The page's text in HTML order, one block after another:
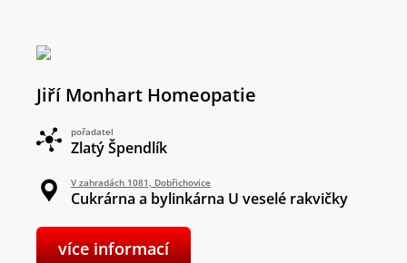
Jiří Monhart Homeopatie
pořadatel
Zlatý Špendlík
V zahradách 1081, Dobřichovice
Cukrárna a bylinkárna U veselé rakvičky
více informací